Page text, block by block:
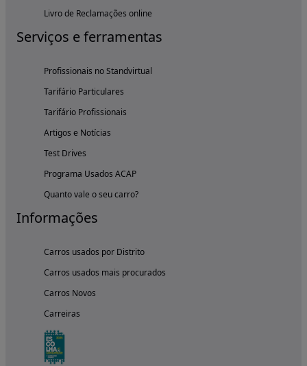
Livro de Reclamações online
Serviços e ferramentas
Profissionais no Standvirtual
Tarifário Particulares
Tarifário Profissionais
Artigos e Notícias
Test Drives
Programa Usados ACAP
Quanto vale o seu carro?
Informações
Carros usados por Distrito
Carros usados mais procurados
Carros Novos
Carreiras